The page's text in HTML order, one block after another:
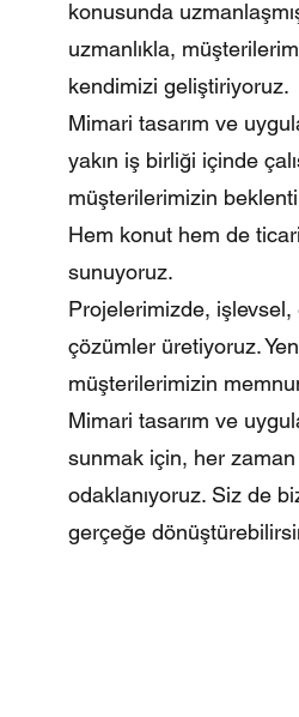
konusunda
uzmanlıkla,
kendimizi geliştiriyoruz.
Mimari tasarım ve
yakın iş birliği içinde
müşterilerimizin
Hem konut hem de
sunuyoruz.
Projelerimizde,
çözümler üretiyoruz.
müşterilerimizin
Mimari tasarım ve
sunmak için, her
odaklanıyoruz. Siz de
gerçeğe